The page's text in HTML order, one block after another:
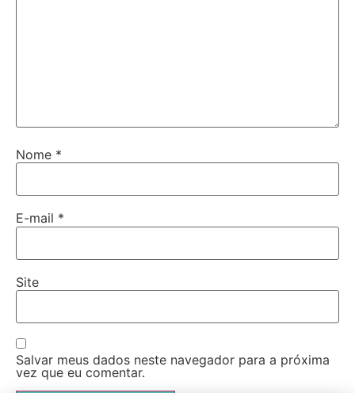
Nome *
E-mail *
Site
Salvar meus dados neste navegador para a próxima
vez que eu comentar.